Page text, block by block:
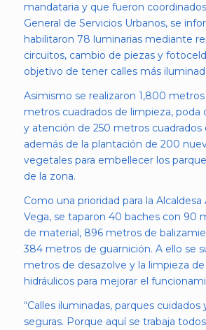
mandataria y que fueron
General de Servicios Urbanos, se
habilitaron 78 luminarias mediante
circuitos, cambio de piezas y
objetivo de tener calles más
Asimismo se realizaron 1,800
metros cuadrados de limpieza, poda
y atención de 250 metros cuadrados
además de la plantación de 200
vegetales para embellecer los
de la zona.
Como una prioridad para la Alcaldesa
Vega, se taparon 40 baches con 90
de material, 896 metros de
384 metros de guarnición. A ello se
metros de desazolve y la limpieza de
hidráulicos para mejorar el
“Calles iluminadas, parques cuidados
seguras. Porque aquí se trabaja